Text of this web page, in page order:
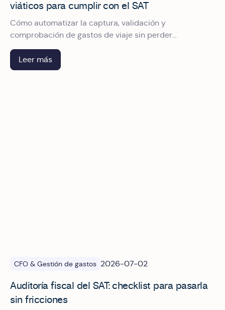
viáticos para cumplir con el SAT
Cómo automatizar la captura, validación y
comprobación de gastos de viaje sin perder
deducciones.
Leer más
CFO & Gestión de gastos 2026-07-02
Auditoría fiscal del SAT: checklist para pasarla
sin fricciones